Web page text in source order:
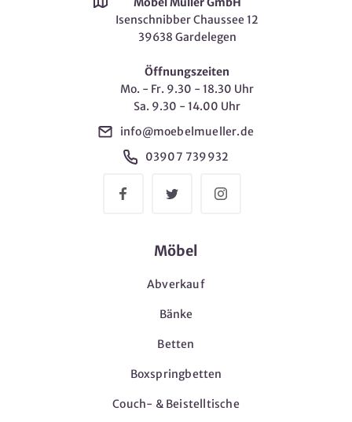
Isenschnibber Chaussee 12
39638 Gardelegen
Öffnungszeiten
Mo. - Fr. 9.30 - 18.30 Uhr
Sa. 9.30 - 14.00 Uhr
info@moebelmueller.de
03907 739932
Möbel
Abverkauf
Bänke
Betten
Boxspringbetten
Couch- & Beistelltische